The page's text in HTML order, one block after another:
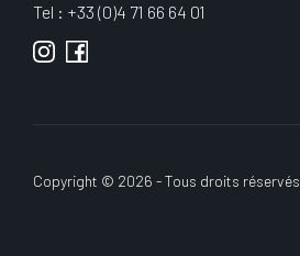
Tel : +33 (0)4 71 66 64 01
Copyright © 2026 - Tous droits réservés.